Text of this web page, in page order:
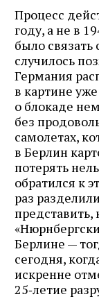
Процесс
году, а не в
было
случилось
Германия
в картине
о блокаде
без
самолетах,
в Берлин
потерять
обратился к
раз
представить,
Берлине —
сегодня,
искренне
25‑летие